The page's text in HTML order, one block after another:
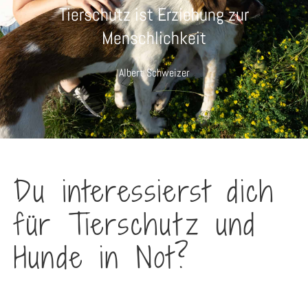
Tierschutz ist Erziehung zur
Menschlichkeit
Albert Schweizer
Du interessierst dich
für Tierschutz und
Hunde in Not?